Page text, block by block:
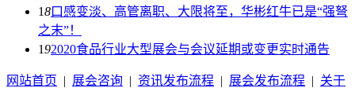
18口感变淡、高管离职、大限将至，华彬红牛已是“强弩
之末”！
192020食品行业大型展会与会议延期或变更实时通告
网站首页 | 展会咨询 | 资讯发布流程 | 展会发布流程 | 关于